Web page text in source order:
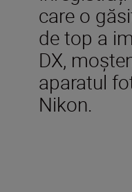
care o
de top a
DX,
aparatul
Nikon.